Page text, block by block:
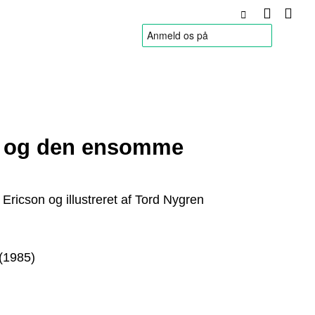
den ensomme
og illustreret af Tord Nygren